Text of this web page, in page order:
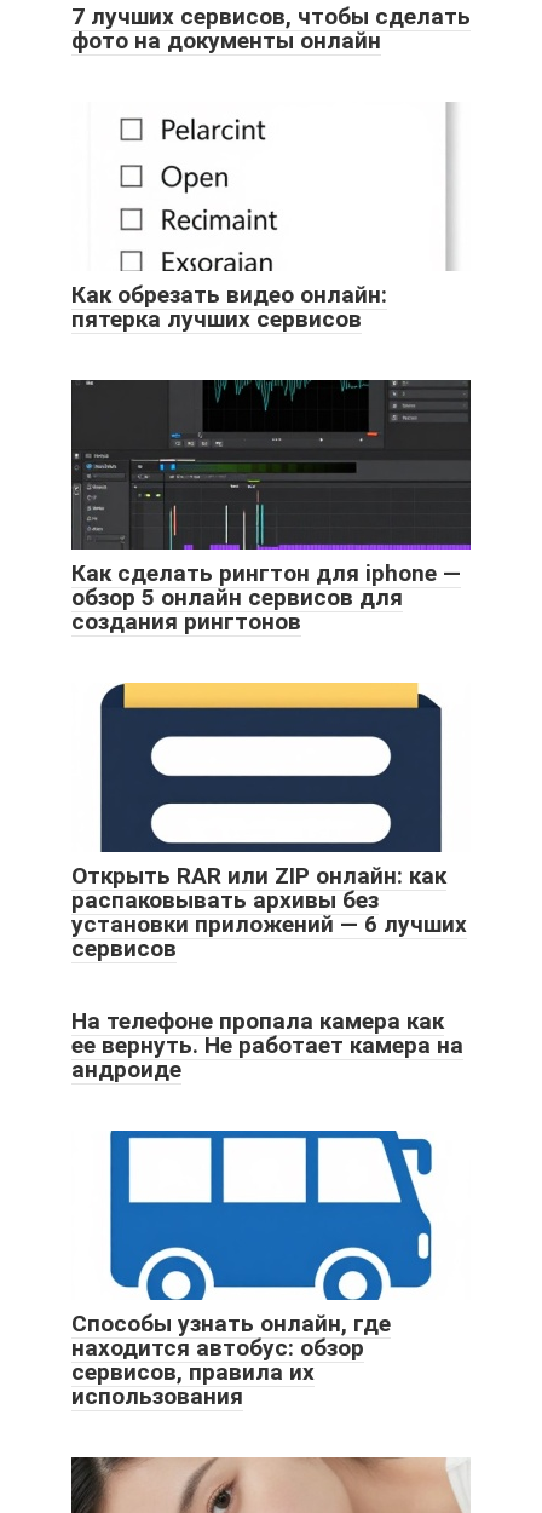
7 лучших сервисов, чтобы сделать
фото на документы онлайн
Как обрезать видео онлайн:
пятерка лучших сервисов
Как сделать рингтон для iphone —
обзор 5 онлайн сервисов для
создания рингтонов
Открыть RAR или ZIP онлайн: как
распаковывать архивы без
установки приложений — 6 лучших
сервисов
На телефоне пропала камера как
ее вернуть. Не работает камера на
андроиде
Способы узнать онлайн, где
находится автобус: обзор
сервисов, правила их
использования